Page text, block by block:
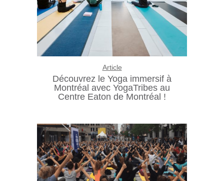
Article
Découvrez le Yoga immersif à
Montréal avec YogaTribes au
Centre Eaton de Montréal !